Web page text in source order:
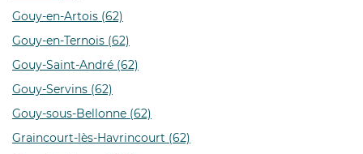
Gouy-en-Artois (62)
Gouy-en-Ternois (62)
Gouy-Saint-André (62)
Gouy-Servins (62)
Gouy-sous-Bellonne (62)
Graincourt-lès-Havrincourt (62)